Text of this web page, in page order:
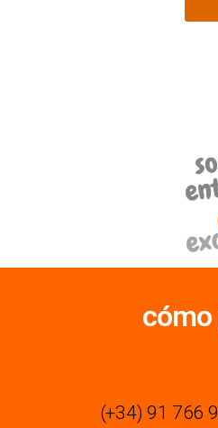
(+34) 91 766